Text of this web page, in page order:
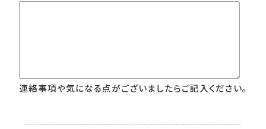
連絡事項や気になる点がございましたらご記入ください。